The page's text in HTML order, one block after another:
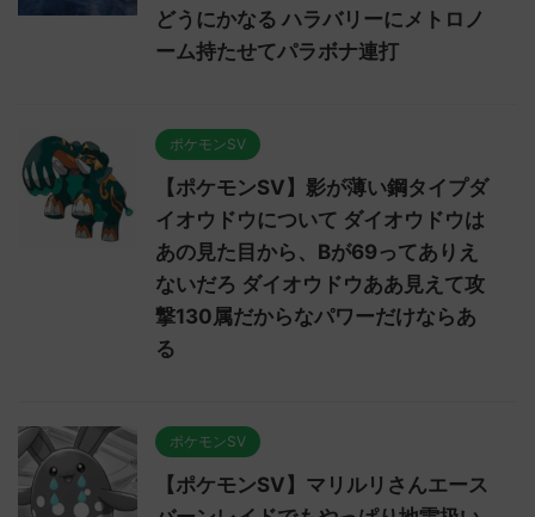
どうにかなる ハラバリーにメトロノ
ーム持たせてパラボナ連打
ポケモンSV
【ポケモンSV】影が薄い鋼タイプダ
イオウドウについて ダイオウドウは
あの見た目から、Bが69ってありえ
ないだろ ダイオウドウああ見えて攻
撃130属だからなパワーだけならあ
る
ポケモンSV
【ポケモンSV】マリルリさんエース